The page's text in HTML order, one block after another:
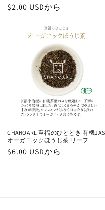
通
$2.00 USDから
CHANOARL 至福のひととき 有機JAS
オーガニックほうじ茶 リーフ
通
$6.00 USDから